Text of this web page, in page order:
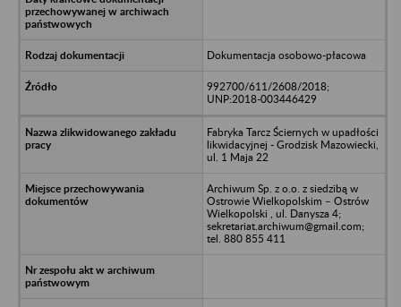
Dokumentacja osobowo-płacowa
992700/611/2608/2018;
UNP:2018-003446429
Fabryka Tarcz Ściernych w upadłości
likwidacyjnej - Grodzisk Mazowiecki,
ul. 1 Maja 22
Archiwum Sp. z o.o. z siedzibą w
Ostrowie Wielkopolskim – Ostrów
Wielkopolski , ul. Danysza 4;
sekretariat.archiwum@gmail.com;
tel. 880 855 411